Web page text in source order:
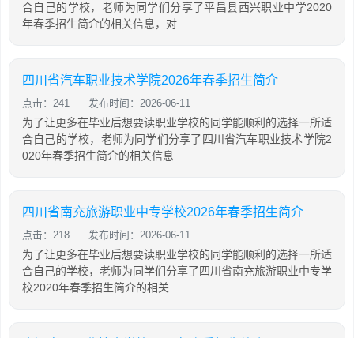
合自己的学校，老师为同学们分享了平昌县西兴职业中学2020
年春季招生简介的相关信息，对
四川省汽车职业技术学院2026年春季招生简介
点击：241 发布时间：2026-06-11
为了让更多在毕业后想要读职业学校的同学能顺利的选择一所适
合自己的学校，老师为同学们分享了四川省汽车职业技术学院2
020年春季招生简介的相关信息
四川省南充旅游职业中专学校2026年春季招生简介
点击：218 发布时间：2026-06-11
为了让更多在毕业后想要读职业学校的同学能顺利的选择一所适
合自己的学校，老师为同学们分享了四川省南充旅游职业中专学
校2020年春季招生简介的相关